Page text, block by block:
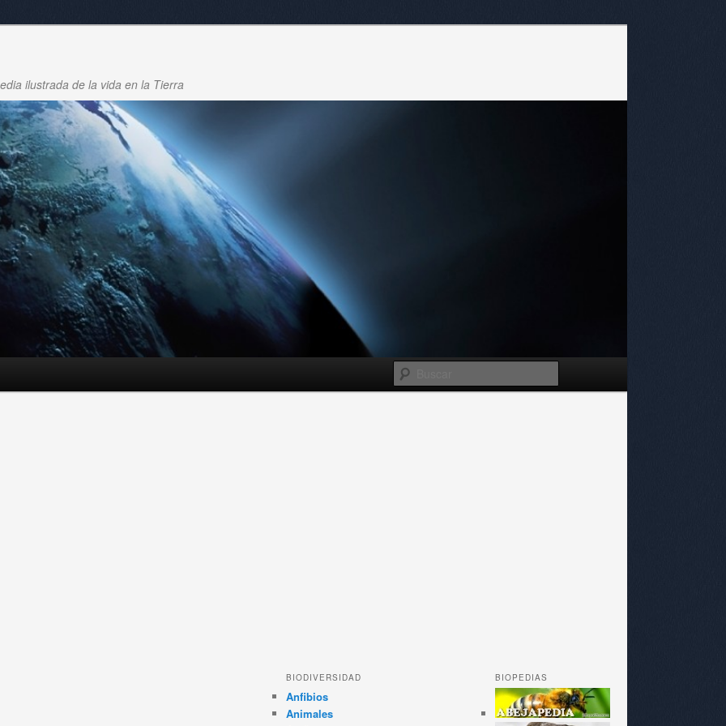
ilustrada de la vida en la Tierra
BIOPEDIAS
BIODIVERSIDAD
Anfibios
Animales